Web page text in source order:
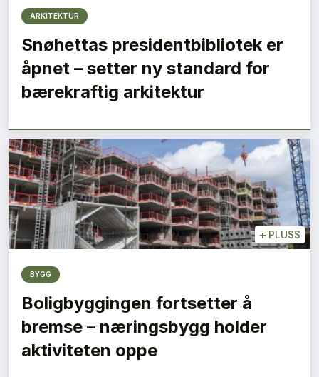
ARKITEKTUR
Snøhettas presidentbibliotek er
åpnet – setter ny standard for
bærekraftig arkitektur
+ PLUSS
BYGG
Boligbyggingen fortsetter å
bremse – næringsbygg holder
aktiviteten oppe